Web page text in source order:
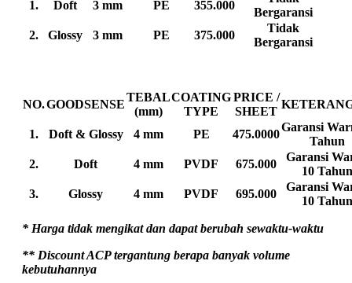
1. Doft 3 mm PE 355.000
Bergaransi
2.
Glossy 3 mm PE 375.000
Tidak
Bergaransi
NO.GOODSENSE
TEBAL
(mm)
COATING
TYPE
PRICE /
SHEET
1. Doft & Glossy 4 mm PE 475.0000
Garansi
Tahun
2.
Doft 4 mm PVDF 675.000
Garansi
10 Tahun
3.
Glossy 4 mm PVDF 695.000
Garansi
10 Tahun
* Harga tidak mengikat dan dapat berubah sewaktu-waktu
** Discount ACP tergantung berapa banyak volume
kebutuhannya